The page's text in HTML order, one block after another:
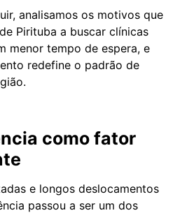
analisamos os motivos que
Pirituba a buscar clínicas
menor tempo de espera, e
redefine o padrão de
como fator
e longos deslocamentos
passou a ser um dos